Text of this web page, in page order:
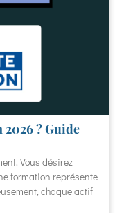
? Guide
Vous désirez
formation représente
chaque actif